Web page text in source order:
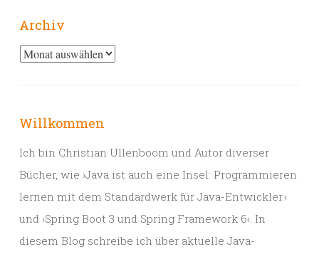
Archiv
Archiv
Willkommen
Ich bin Christian Ullenboom und Autor diverser
Bücher, wie ›Java ist auch eine Insel: Programmieren
lernen mit dem Standardwerk für Java-Entwickler.‹
und ›Spring Boot 3 und Spring Framework 6‹. In
diesem Blog schreibe ich über aktuelle Java-